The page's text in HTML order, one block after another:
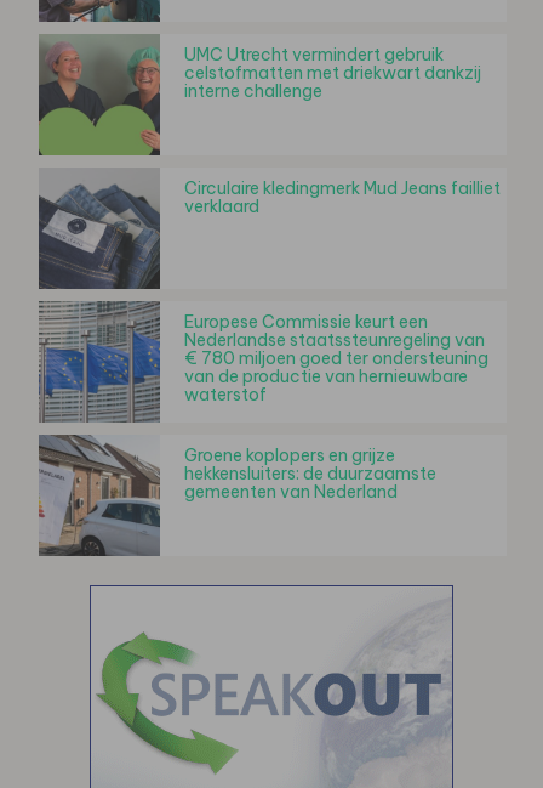
UMC Utrecht vermindert gebruik
celstofmatten met driekwart dankzij
interne challenge
Circulaire kledingmerk Mud Jeans failliet
verklaard
Europese Commissie keurt een
Nederlandse staatssteunregeling van
€ 780 miljoen goed ter ondersteuning
van de productie van hernieuwbare
waterstof
Groene koplopers en grijze
hekkensluiters: de duurzaamste
gemeenten van Nederland